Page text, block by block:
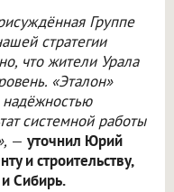
Группе
стратегии
что жители Урала
«Эталон»
надёжностью
системной работы
— уточнил Юрий
и строительству,
Сибирь.